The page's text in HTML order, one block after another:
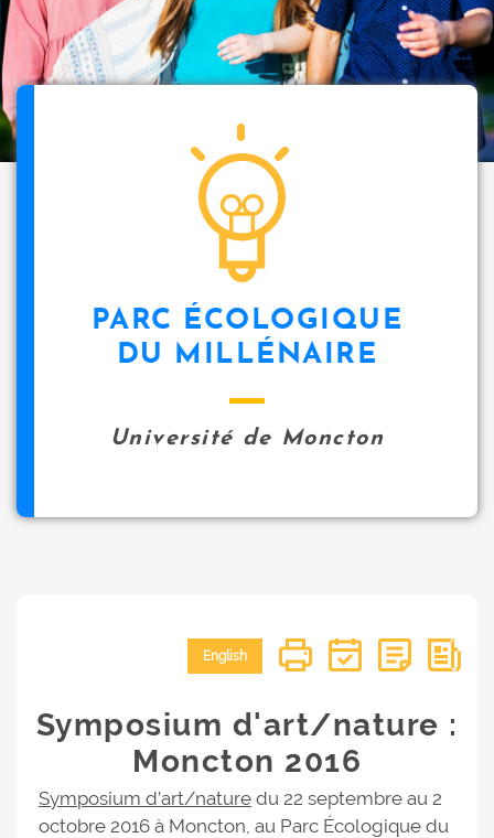
PARC ÉCOLOGIQUE
DU MILLÉNAIRE
Université de Moncton
English
Symposium d'art/nature :
Moncton 2016
Symposium d’art/nature du 22 septembre au 2
octobre 2016 à Moncton, au Parc Écologique du